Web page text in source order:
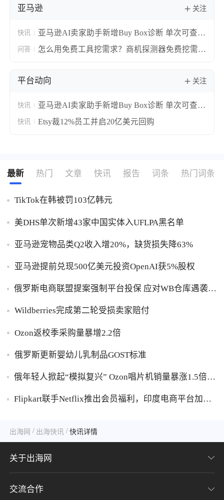
亚马逊 关注
快讯
亚马逊AI卖家助手新增Buy Box诊断 单次可查10
个ASIN失分原因
问答
怎么用免费工具挖需求？商机探测器免费挖需求
平台动向 关注
快讯
亚马逊AI卖家助手新增Buy Box诊断 单次可查10
个ASIN失分原因
快讯 Etsy裁12%员工并启20亿美元回购
最新 热门 文章 快讯 报告 词条 热门词条
TikTok在韩被罚103亿韩元
美DHS单次新增43家中国实体入UFLPA黑名单
亚马逊宠物品类Q2收入增20%，缺货损失降63%
亚马逊提前兑现500亿美元投资OpenAI获5%股权
俄罗斯电商联盟提案强制平台投保 应对WB仓库遇袭卖
Wildberries完成第二轮受损卖家赔付
Ozon返校季采购量暴增2.2倍
俄罗斯更新婴幼儿乳制品GOST标准
俄年轻人掀起“模拟复兴” Ozon唱片机销量暴涨1.5倍黑
Flipkart联手Netflix推出会员福利，印度电商平台加码
出海网 / 出海快讯 / 快讯详情
关于出海网
关于我们
交流合作